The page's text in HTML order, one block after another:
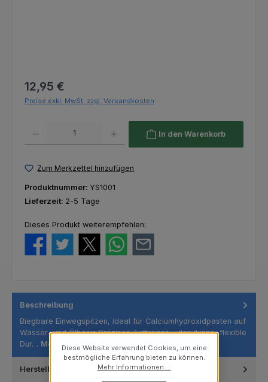
Regulärer Preis:
12,95 €
Preise exkl. MwSt. zzgl. Versandkosten
In den Warenkorb
Zum Merkzettel hinzufügen
Produktnummer: YS1001
Lieferzeit: 2-5 Tage
Dieses Produkt weiterempfehlen:
Beschreibung
Biegbare Einwegspitzen, ideal für Calciumhydroxidpasten auf
Wasser- und Ölbasis Präzises Auftragen – der dünne, flexible
Dur… Mehr
Hersteller
Diese Website verwendet Cookies, um eine
bestmögliche Erfahrung bieten zu können.
Mehr Informationen ...